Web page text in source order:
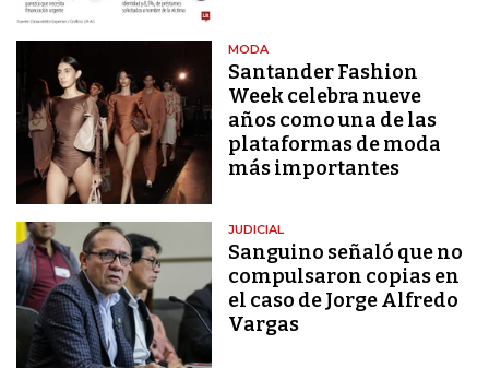
MODA
Santander Fashion
Week celebra nueve
años como una de las
plataformas de moda
más importantes
JUDICIAL
Sanguino señaló que no
compulsaron copias en
el caso de Jorge Alfredo
Vargas